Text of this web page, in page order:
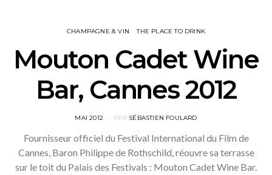
CHAMPAGNE & VIN THE PLACE TO DRINK
Mouton Cadet Wine
Bar, Cannes 2012
POSTED
MAI 2012 PAR SÉBASTIEN FOULARD
Fournisseur officiel du Festival International du Film de
Cannes, Baron Philippe de Rothschild, réouvre sa terrasse
sur le toit du Palais des Festivals : Mouton Cadet Wine Bar.